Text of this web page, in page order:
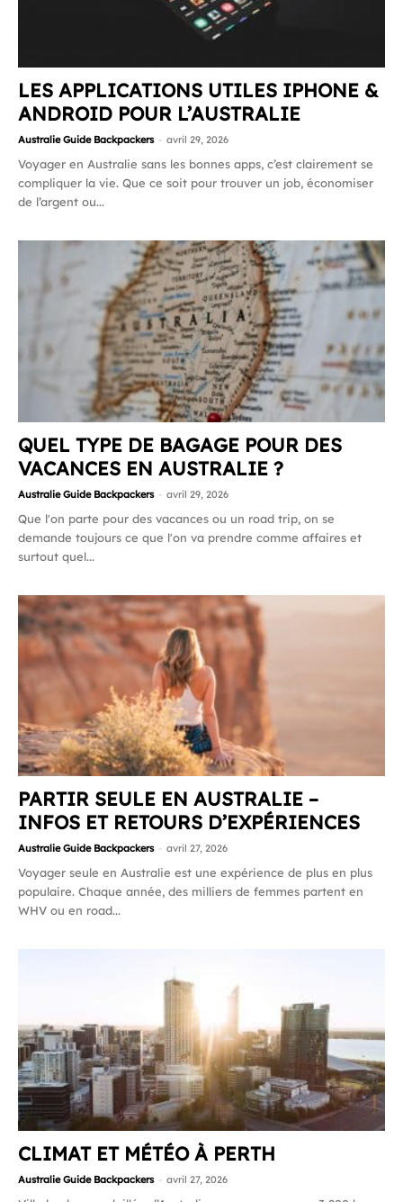
LES APPLICATIONS UTILES IPHONE &
ANDROID POUR L’AUSTRALIE
Australie Guide Backpackers - avril 29, 2026
Voyager en Australie sans les bonnes apps, c’est clairement se
compliquer la vie. Que ce soit pour trouver un job, économiser
de l’argent ou...
QUEL TYPE DE BAGAGE POUR DES
VACANCES EN AUSTRALIE ?
Australie Guide Backpackers - avril 29, 2026
Que l'on parte pour des vacances ou un road trip, on se
demande toujours ce que l'on va prendre comme affaires et
surtout quel...
PARTIR SEULE EN AUSTRALIE –
INFOS ET RETOURS D’EXPÉRIENCES
Australie Guide Backpackers - avril 27, 2026
Voyager seule en Australie est une expérience de plus en plus
populaire. Chaque année, des milliers de femmes partent en
WHV ou en road...
CLIMAT ET MÉTÉO À PERTH
Australie Guide Backpackers - avril 27, 2026